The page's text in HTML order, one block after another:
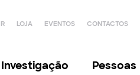
LOJA EVENTOS CONTACTOS
Investigação Pessoas